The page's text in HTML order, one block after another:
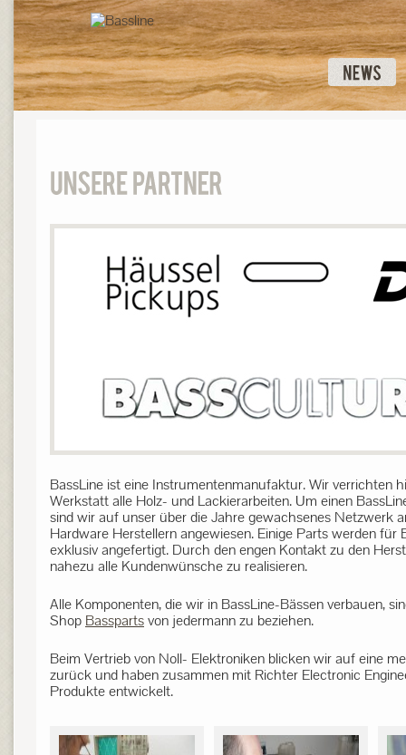
BassLine ist eine Instrumentenmanufaktur. Wir verrichten
Werkstatt alle Holz- und Lackierarbeiten. Um einen
sind wir auf unser über die Jahre gewachsenes Netzwerk
Hardware Herstellern angewiesen. Einige Parts werden für
exklusiv angefertigt. Durch den engen Kontakt zu den
nahezu alle Kundenwünsche zu realisieren.
Alle Komponenten, die wir in BassLine-Bässen verbauen,
Shop Basspartsvon jedermann zu beziehen.
Beim Vertrieb von Noll- Elektroniken blicken wir auf eine
zurück und haben zusammen mit Richter Electronic
Produkte entwickelt.